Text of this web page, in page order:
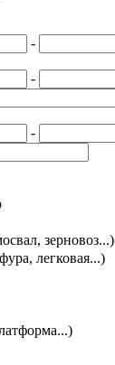
-
-
-
зерновоз...)
легковая...)